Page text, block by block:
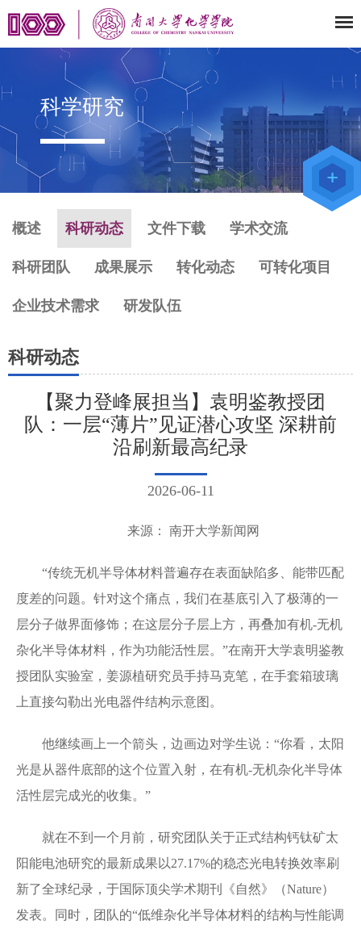
科学研究
概述 科研动态 文件下载 学术交流
科研团队 成果展示 转化动态 可转化项目
企业技术需求 研发队伍
科研动态
【聚力登峰展担当】袁明鉴教授团
队：一层“薄片”见证潜心攻坚 深耕前
沿刷新最高纪录
2026-06-11
来源： 南开大学新闻网
“传统无机半导体材料普遍存在表面缺陷多、能带匹配
度差的问题。针对这个痛点，我们在基底引入了极薄的一
层分子做界面修饰；在这层分子层上方，再叠加有机-无机
杂化半导体材料，作为功能活性层。”在南开大学袁明鉴教
授团队实验室，姜源植研究员手持马克笔，在手套箱玻璃
上直接勾勒出光电器件结构示意图。
他继续画上一个箭头，边画边对学生说：“你看，太阳
光是从器件底部的这个位置入射，在有机-无机杂化半导体
活性层完成光的收集。”
就在不到一个月前，研究团队关于正式结构钙钛矿太
阳能电池研究的最新成果以27.17%的稳态光电转换效率刷
新了全球纪录，于国际顶尖学术期刊《自然》（Nature）
发表。同时，团队的“低维杂化半导体材料的结构与性能调